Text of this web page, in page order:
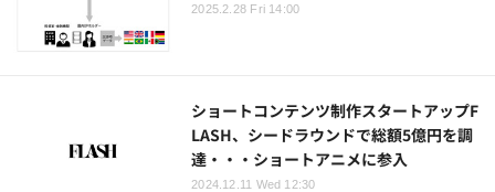
2025.2.28 Fri 14:00
ショートコンテンツ制作スタートアップF
LASH、シードラウンドで総額5億円を調
達・・・ショートアニメに参入
2024.12.11 Wed 12:30